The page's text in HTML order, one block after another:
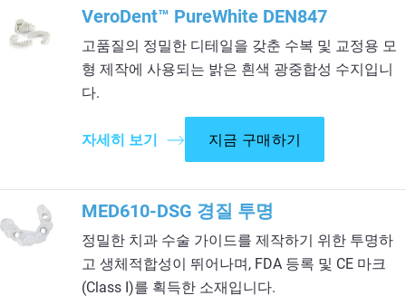
VeroDent™ PureWhite DEN847
고품질의 정밀한 디테일을 갖춘 수복 및 교정용 모
형 제작에 사용되는 밝은 흰색 광중합성 수지입니
다.​
자세히 보기 지금 구매하기
MED610-DSG 경질 투명
정밀한 치과 수술 가이드를 제작하기 위한 투명하
고 생체적합성이 뛰어나며, FDA 등록 및 CE 마크
(Class I)를 획득한 소재입니다.